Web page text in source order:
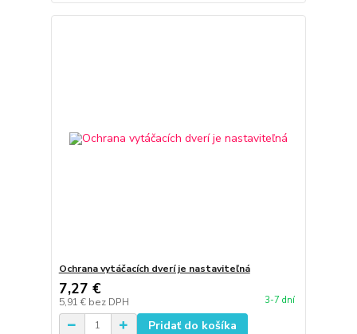
Ochrana vytáčacích dverí je nastaviteľná
7,27 €
5,91 € bez DPH 3-7 dní
Pridať do košíka